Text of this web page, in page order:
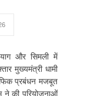
और सिमली में
मुख्यमंत्री धामी
प्रबंधन मजबूत
की परियोजनाओं